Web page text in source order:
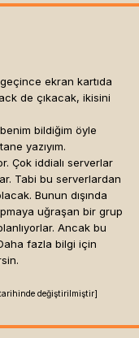
4.sü üzerinde
veririm. Eğer
sorun yaşarsanız
ve 1.29
ekran kartıda
de çıkacak, ikisini
bildiğim öyle
yazıyım.
Çok iddialı serverlar
Tabi bu serverlardan
Bunun dışında
uğraşan bir grup
Ancak bu
fazla bilgi için
değiştirilmiştir]